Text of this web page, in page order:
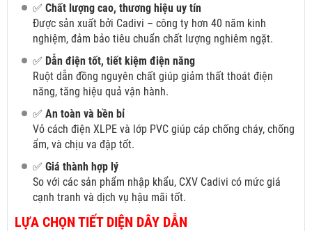
✅ Chất lượng cao, thương hiệu uy tín
Được sản xuất bởi Cadivi – công ty hơn 40 năm kinh
nghiệm, đảm bảo tiêu chuẩn chất lượng nghiêm ngặt.
✅ Dẫn điện tốt, tiết kiệm điện năng
Ruột dẫn đồng nguyên chất giúp giảm thất thoát điện
năng, tăng hiệu quả vận hành.
✅ An toàn và bền bỉ
Vỏ cách điện XLPE và lớp PVC giúp cáp chống cháy, chống
ẩm, và chịu va đập tốt.
✅ Giá thành hợp lý
So với các sản phẩm nhập khẩu, CXV Cadivi có mức giá
cạnh tranh và dịch vụ hậu mãi tốt.
LỰA CHỌN TIẾT DIỆN DÂY DẪN